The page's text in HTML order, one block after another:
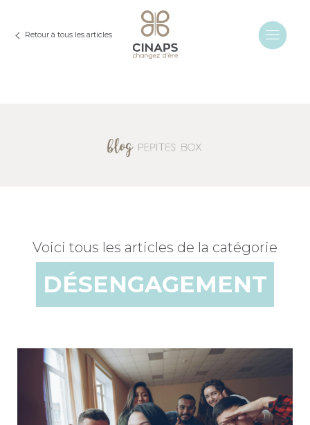
Retour à tous les articles
Voici tous les articles de la catégorie
DÉSENGAGEMENT